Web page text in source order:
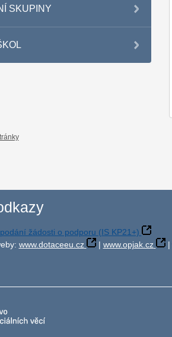
SKUPINY
žádosti o podporu (IS KP21+)
www.dotaceeu.cz | www.opjak.cz |